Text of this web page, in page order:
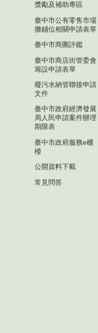
獎勵及補助專區
臺中市公有零售市場
攤鋪位相關申請表單
臺中市商圈評鑑
臺中市商店街管委會
籌設申請表單
廢污水納管聯接申請
文件
臺中市政府經濟發展
局人民申請案件辦理
期限表
臺中市政府服務e櫃
檯
公開資料下載
常見問答